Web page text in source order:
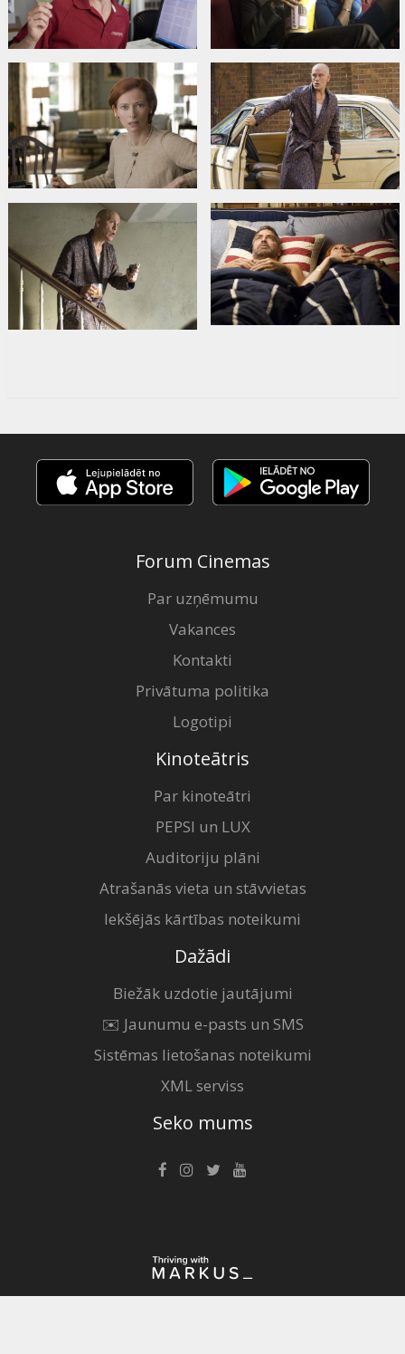
Forum Cinemas
Par uzņēmumu
Vakances
Kontakti
Privātuma politika
Logotipi
Kinoteātris
Par kinoteātri
PEPSI un LUX
Auditoriju plāni
Atrašanās vieta un stāvvietas
Iekšējās kārtības noteikumi
Dažādi
Biežāk uzdotie jautājumi
✉️ Jaunumu e-pasts un SMS
Sistēmas lietošanas noteikumi
XML serviss
Seko mums